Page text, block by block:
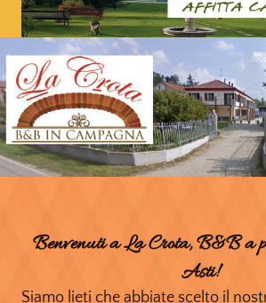
Benvenuti a La Crota, B&B a
Asti!
Siamo lieti che abbiate scelto il